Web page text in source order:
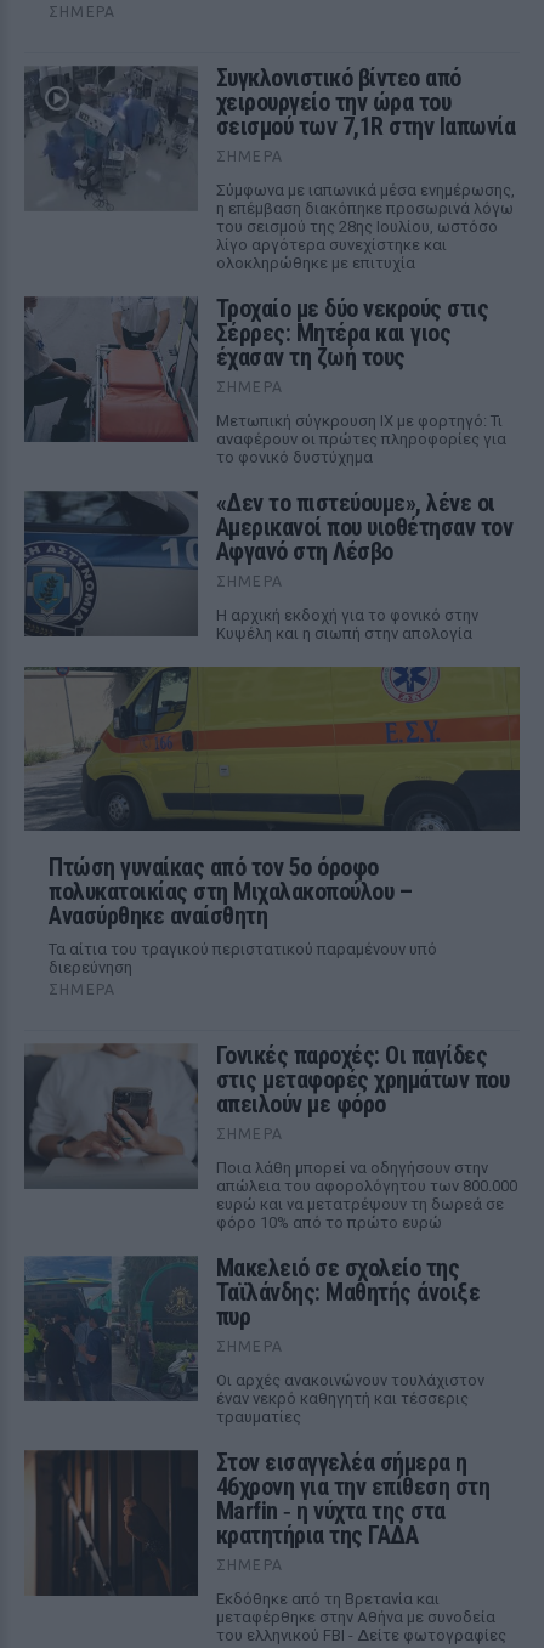
ΣΉΜΕΡΑ
Συγκλονιστικό βίντεο από
χειρουργείο την ώρα του
σεισμού των 7,1R στην Ιαπωνία
ΣΉΜΕΡΑ
Σύμφωνα με ιαπωνικά μέσα ενημέρωσης,
η επέμβαση διακόπηκε προσωρινά λόγω
του σεισμού της 28ης Ιουλίου, ωστόσο
λίγο αργότερα συνεχίστηκε και
ολοκληρώθηκε με επιτυχία
Τροχαίο με δύο νεκρούς στις
Σέρρες: Μητέρα και γιος
έχασαν τη ζωή τους
ΣΉΜΕΡΑ
Μετωπική σύγκρουση ΙΧ με φορτηγό: Τι
αναφέρουν οι πρώτες πληροφορίες για
το φονικό δυστύχημα
«Δεν το πιστεύουμε», λένε οι
Αμερικανοί που υιοθέτησαν τον
Αφγανό στη Λέσβο
ΣΉΜΕΡΑ
Η αρχική εκδοχή για το φονικό στην
Κυψέλη και η σιωπή στην απολογία
Πτώση γυναίκας από τον 5ο όροφο
πολυκατοικίας στη Μιχαλακοπούλου –
Ανασύρθηκε αναίσθητη
Τα αίτια του τραγικού περιστατικού παραμένουν υπό
διερεύνηση
ΣΉΜΕΡΑ
Γονικές παροχές: Οι παγίδες
στις μεταφορές χρημάτων που
απειλούν με φόρο
ΣΉΜΕΡΑ
Ποια λάθη μπορεί να οδηγήσουν στην
απώλεια του αφορολόγητου των 800.000
ευρώ και να μετατρέψουν τη δωρεά σε
φόρο 10% από το πρώτο ευρώ
Μακελειό σε σχολείο της
Ταϊλάνδης: Μαθητής άνοιξε
πυρ
ΣΉΜΕΡΑ
Οι αρχές ανακοινώνουν τουλάχιστον
έναν νεκρό καθηγητή και τέσσερις
τραυματίες
Στον εισαγγελέα σήμερα η
46χρονη για την επίθεση στη
Marfin ‑ η νύχτα της στα
κρατητήρια της ΓΑΔΑ
ΣΉΜΕΡΑ
Εκδόθηκε από τη Βρετανία και
μεταφέρθηκε στην Αθήνα με συνοδεία
του ελληνικού FBI - Δείτε φωτογραφίες